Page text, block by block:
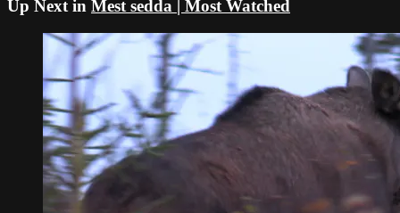
Up Next in Mest sedda | Most Watched